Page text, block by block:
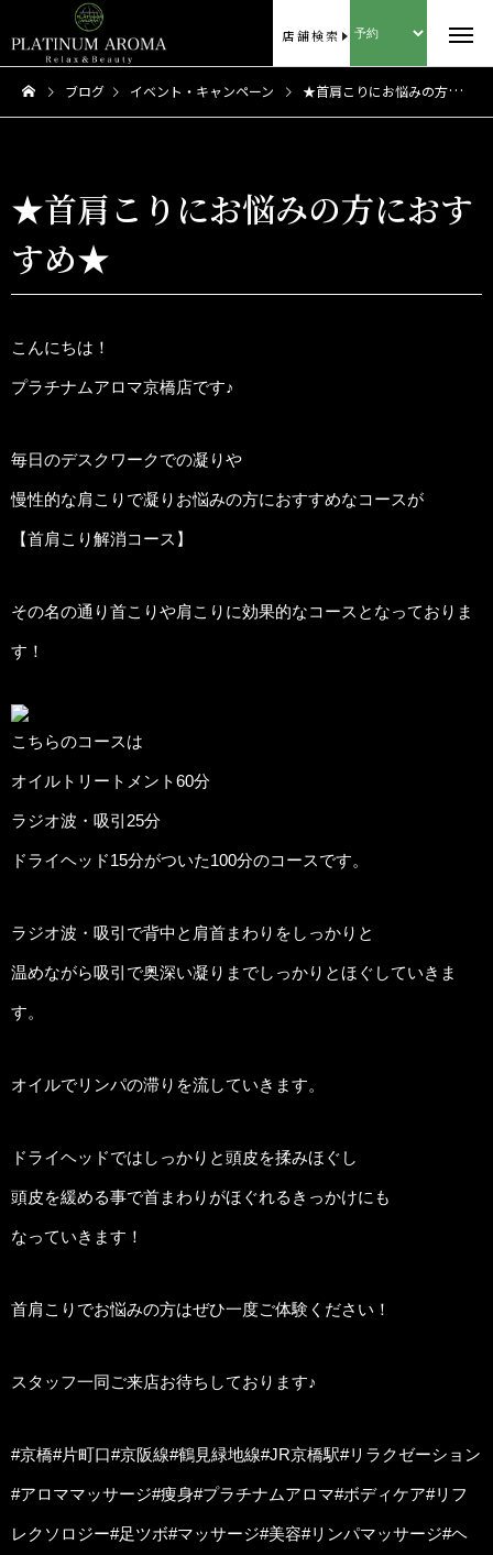
店舗検索
ブログ イベント・キャンペーン ★首肩こりにお悩みの方におすすめ★
★首肩こりにお悩みの方におす
すめ★
こんにちは！
プラチナムアロマ京橋店です♪
毎日のデスクワークでの凝りや
慢性的な肩こりで凝りお悩みの方におすすめなコースが
【首肩こり解消コース】
その名の通り首こりや肩こりに効果的なコースとなっておりま
す！
こちらのコースは
オイルトリートメント60分
ラジオ波・吸引25分
ドライヘッド15分がついた100分のコースです。
ラジオ波・吸引で背中と肩首まわりをしっかりと
温めながら吸引で奥深い凝りまでしっかりとほぐしていきま
す。
オイルでリンパの滞りを流していきます。
ドライヘッドではしっかりと頭皮を揉みほぐし
頭皮を緩める事で首まわりがほぐれるきっかけにも
なっていきます！
首肩こりでお悩みの方はぜひ一度ご体験ください！
スタッフ一同ご来店お待ちしております♪
#京橋#片町口#京阪線#鶴見緑地線#JR京橋駅#リラクゼーション
#アロママッサージ#痩身#プラチナムアロマ#ボディケア#リフ
レクソロジー#足ツボ#マッサージ#美容#リンパマッサージ#ヘ